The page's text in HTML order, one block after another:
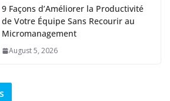
9 Façons d’Améliorer la Productivité
de Votre Équipe Sans Recourir au
Micromanagement
August 5, 2026